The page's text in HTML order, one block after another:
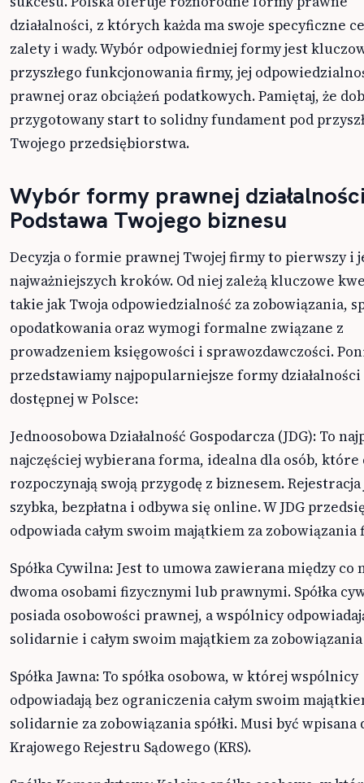
działalności, z których każda ma swoje specyficzne
zalety i wady. Wybór odpowiedniej formy jest
przyszłego funkcjonowania firmy, jej
prawnej oraz obciążeń podatkowych. Pamiętaj, że
przygotowany start to solidny fundament pod
Twojego przedsiębiorstwa.
Wybór formy prawnej
Podstawa Twojego biznesu
Decyzja o formie prawnej Twojej firmy to pierwszy i
najważniejszych kroków. Od niej zależą kluczowe
takie jak Twoja odpowiedzialność za zobowiązania,
opodatkowania oraz wymogi formalne związane z
prowadzeniem księgowości i sprawozdawczości.
przedstawiamy najpopularniejsze formy działalności
dostępnej w Polsce:
Jednoosobowa Działalność Gospodarcza (JDG): To
najczęściej wybierana forma, idealna dla osób,
rozpoczynają swoją przygodę z biznesem.
szybka, bezpłatna i odbywa się online. W JDG
odpowiada całym swoim majątkiem za zobowiązania
Spółka Cywilna: Jest to umowa zawierana między co
dwoma osobami fizycznymi lub prawnymi. Spółka
posiada osobowości prawnej, a wspólnicy
solidarnie i całym swoim majątkiem za zobowiązania
Spółka Jawna: To spółka osobowa, w której wspólnicy
odpowiadają bez ograniczenia całym swoim
solidarnie za zobowiązania spółki. Musi być wpisana
Krajowego Rejestru Sądowego (KRS).